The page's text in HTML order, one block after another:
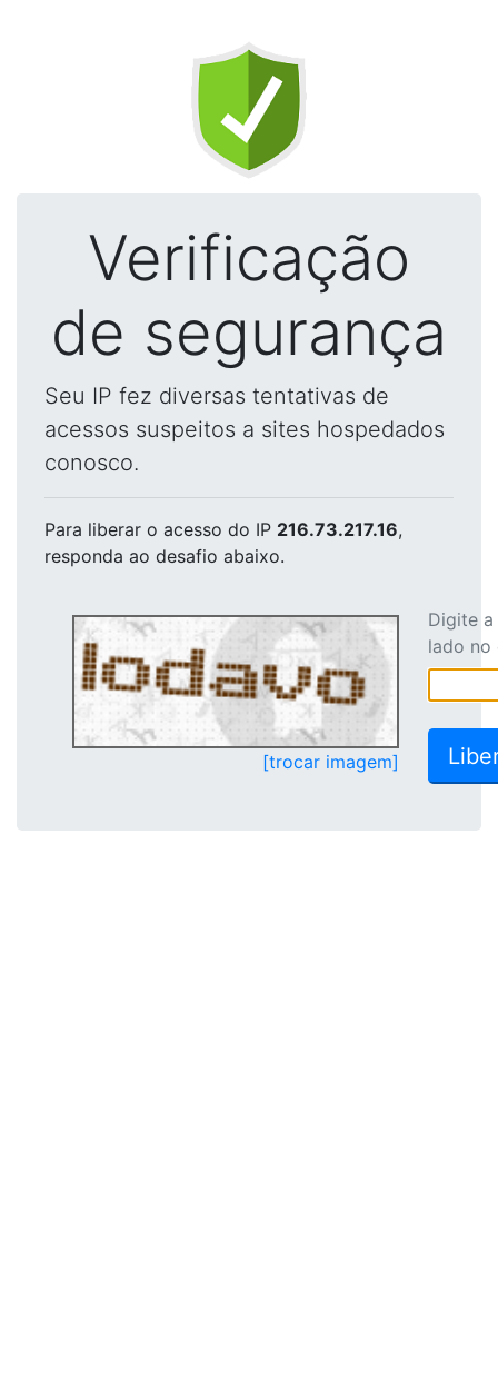
Verificação
de segurança
Seu IP fez diversas tentativas de
acessos suspeitos a sites hospedados
conosco.
Para liberar o acesso do IP 216.73.217.16,
responda ao desafio abaixo.
[trocar imagem]
Digite
lado no